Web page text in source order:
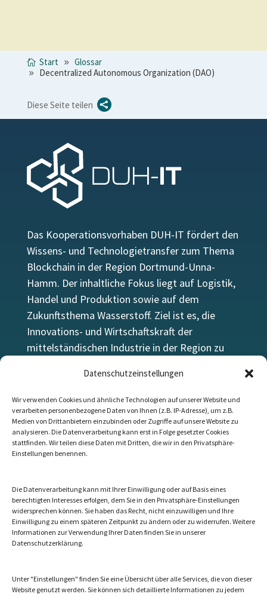
Datenschutzeinstellungen
Wir verwenden Cookies und ähnliche Technologien auf unserer Website und
verarbeiten personenbezogene Daten von Ihnen (z.B. IP-Adresse), um z.B.
Medien von Drittanbietern einzubinden oder Zugriffe auf unsere Website zu
analysieren. Die Datenverarbeitung kann erst in Folge gesetzter Cookies
stattfinden. Wir teilen diese Daten mit Dritten, die wir in den Privatsphäre-
Einstellungen benennen.
Die Datenverarbeitung kann mit Ihrer Einwilligung oder auf Basis eines
berechtigten Interesses erfolgen, dem Sie in den Privatsphäre-Einstellungen
widersprechen können. Sie haben das Recht, nicht einzuwilligen und Ihre
Einwilligung zu einem späteren Zeitpunkt zu ändern oder zu widerrufen. Weitere
Informationen zur Verwendung Ihrer Daten finden Sie in unserer
Datenschutzerklärung.
Unter "Einstellungen" finden Sie eine Übersicht über alle Services, die von dieser
Website genutzt werden. Sie können sich detaillierte Informationen zu jedem
Start
Glossar
Decentralized Autonomous Organization (DAO)

Diese Seite teilen
Das Kooperationsvorhaben DUH-IT fördert den
Wissens- und Technologietransfer zum Thema
Blockchain in der Region Dortmund-Unna-
Hamm. Der inhaltliche Fokus liegt auf Logistik,
Handel und Produktion sowie auf dem
Zukunftsthema Wasserstoff. Ziel ist es, die
Innovations- und Wirtschaftskraft der
mittelständischen Industrie in der Region zu
Let’s talk
Die beste Website ersetzt kein persönliches
Kontakt
Gefördert von